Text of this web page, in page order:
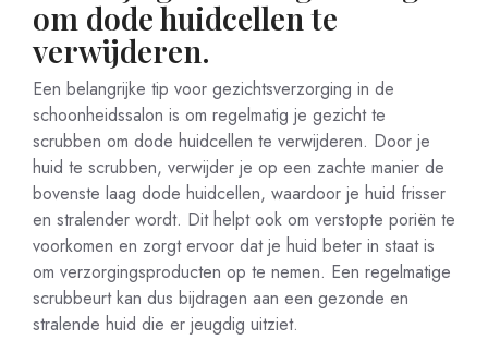
om dode huidcellen te
verwijderen.
Een belangrijke tip voor gezichtsverzorging in de
schoonheidssalon is om regelmatig je gezicht te
scrubben om dode huidcellen te verwijderen. Door je
huid te scrubben, verwijder je op een zachte manier de
bovenste laag dode huidcellen, waardoor je huid frisser
en stralender wordt. Dit helpt ook om verstopte poriën te
voorkomen en zorgt ervoor dat je huid beter in staat is
om verzorgingsproducten op te nemen. Een regelmatige
scrubbeurt kan dus bijdragen aan een gezonde en
stralende huid die er jeugdig uitziet.